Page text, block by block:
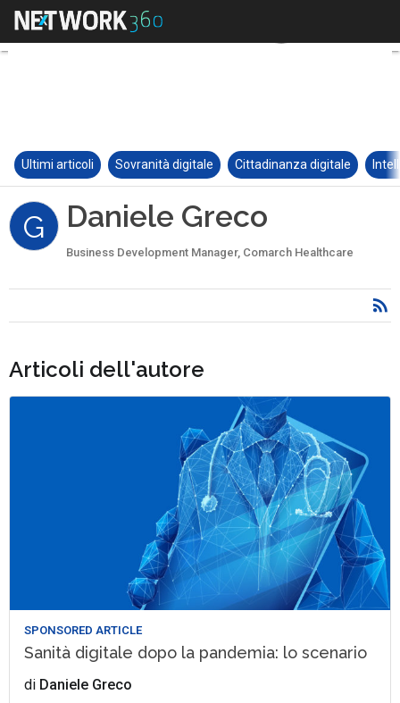
Ultimi articoli Sovranità digitale Cittadinanza digitale
G Daniele Greco
Business Development Manager, Comarch Healthcare
Articoli dell'autore
SPONSORED ARTICLE
Sanità digitale dopo la pandemia: lo scenario
di Daniele Greco